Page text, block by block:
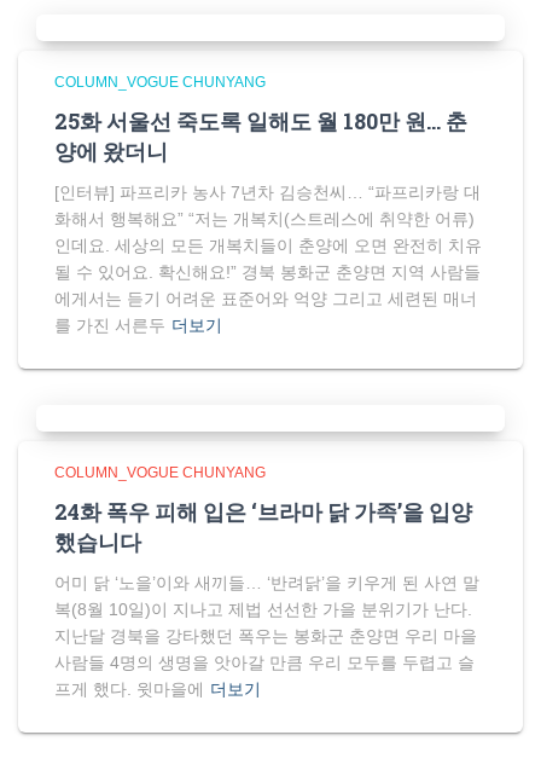
COLUMN_VOGUE CHUNYANG
25화 서울선 죽도록 일해도 월 180만 원… 춘
양에 왔더니
[인터뷰] 파프리카 농사 7년차 김승천씨… “파프리카랑 대
화해서 행복해요” “저는 개복치(스트레스에 취약한 어류)
인데요. 세상의 모든 개복치들이 춘양에 오면 완전히 치유
될 수 있어요. 확신해요!” 경북 봉화군 춘양면 지역 사람들
에게서는 듣기 어려운 표준어와 억양 그리고 세련된 매너
를 가진 서른두 더보기
COLUMN_VOGUE CHUNYANG
24화 폭우 피해 입은 ‘브라마 닭 가족’을 입양
했습니다
어미 닭 ‘노을’이와 새끼들… ‘반려닭’을 키우게 된 사연 말
복(8월 10일)이 지나고 제법 선선한 가을 분위기가 난다.
지난달 경북을 강타했던 폭우는 봉화군 춘양면 우리 마을
사람들 4명의 생명을 앗아갈 만큼 우리 모두를 두렵고 슬
프게 했다. 윗마을에 더보기